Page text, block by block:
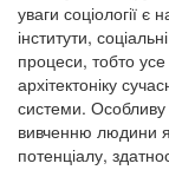
уваги соціології є
інститути,
процеси, тобто
архітектоніку
системи. Особливу
вивченню людини
потенціалу,